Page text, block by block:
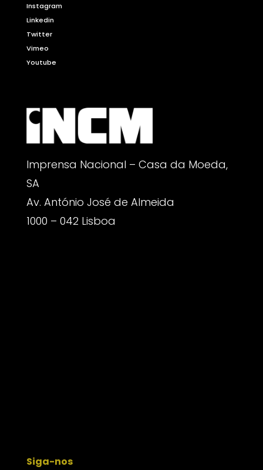
Instagram
Linkedin
Twitter
Vimeo
Youtube
Imprensa Nacional – Casa da Moeda,
SA
Av. António José de Almeida
1000 – 042 Lisboa
Siga-nos